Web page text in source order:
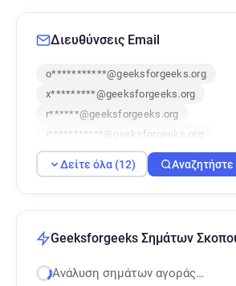
Διευθύνσεις Email
o***********@geeksforgeeks.org
x*********@geeksforgeeks.org
r******@geeksforgeeks.org
i***********@geeksforgeeks.org
d***********@geeksforgeeks.org
u********@geeksforgeeks.org
n********@geeksforgeeks.org
j***********@geeksforgeeks.org
Δείτε όλα (12)
Geeksforgeeks Σημάτων
Ανάλυση σημάτων αγοράς…